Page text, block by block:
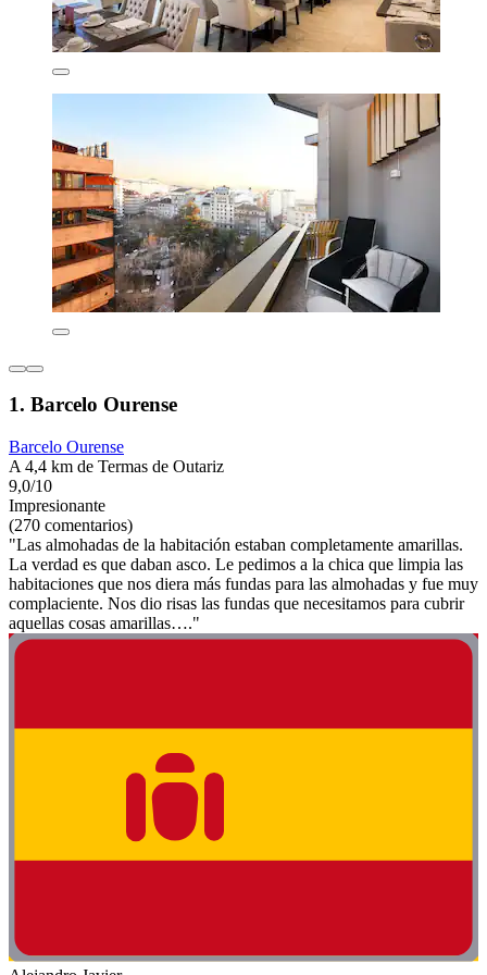
1. Barcelo Ourense
Barcelo Ourense
A 4,4 km de Termas de Outariz
9,0/10
Impresionante
(270 comentarios)
"Las almohadas de la habitación estaban completamente amarillas.
La verdad es que daban asco. Le pedimos a la chica que limpia las
habitaciones que nos diera más fundas para las almohadas y fue muy
complaciente. Nos dio risas las fundas que necesitamos para cubrir
aquellas cosas amarillas…."